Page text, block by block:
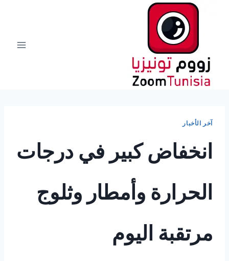
آخر الأخبار
انخفاض كبير في درجات
الحرارة وأمطار وثلوج
مرتقبة اليوم